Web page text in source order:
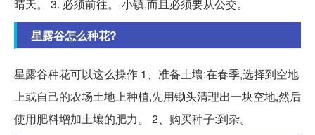
晴天。 3. 必须前往。 小镇,而且必须要从公交。
星露谷怎么种花?
星露谷种花可以这么操作 1、准备土壤:在春季,选择到空地
上或自己的农场土地上种植,先用锄头清理出一块空地,然后
使用肥料增加土壤的肥力。 2、购买种子:到杂。